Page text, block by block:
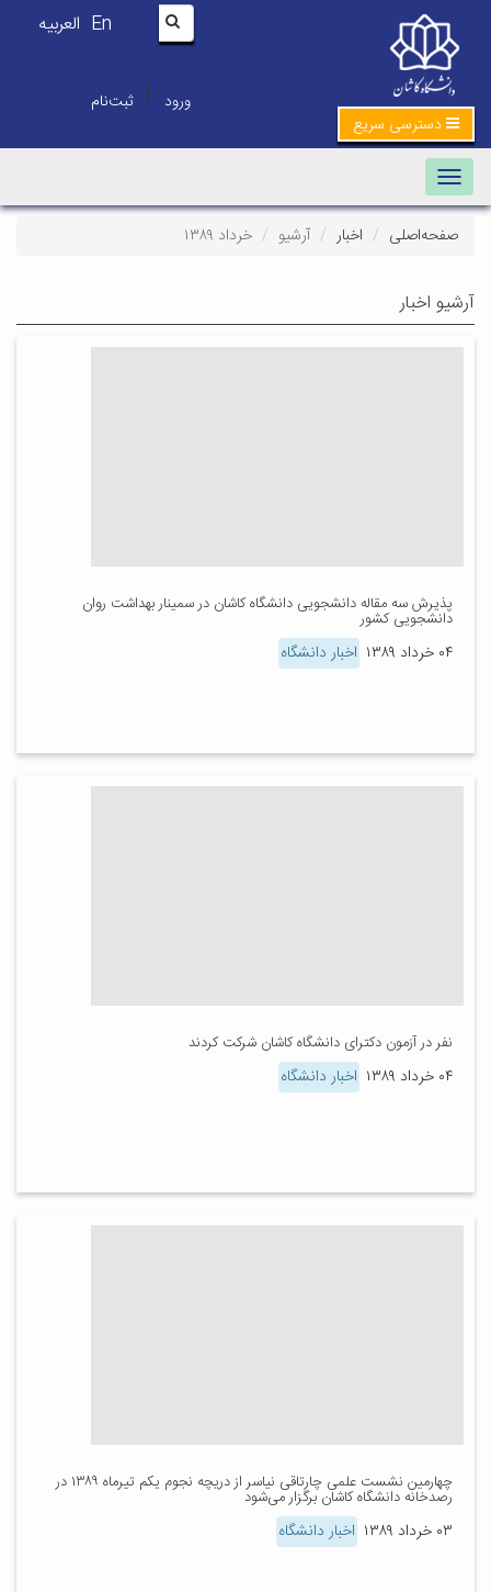
En العربیه
ورود | ثبت‌نام
دسترسی سریع
Toggle navigation
صفحه‌اصلی اخبار آرشیو خرداد ۱۳۸۹
آرشیو اخبار
پذیرش سه مقاله دانشجویی دانشگاه کاشان در سمینار بهداشت روان
دانشجویی کشور
۰۴ خرداد ۱۳۸۹ اخبار دانشگاه
نفر در آزمون دکترای دانشگاه کاشان شرکت کردند
۰۴ خرداد ۱۳۸۹ اخبار دانشگاه
چهارمین نشست علمی چارتاقی نیاسر از دریچه نجوم یکم تیرماه ۱۳۸۹ در
رصدخانه دانشگاه کاشان برگزار می‌شود
۰۳ خرداد ۱۳۸۹ اخبار دانشگاه